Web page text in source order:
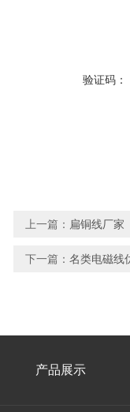
验证码：
上一篇： 扁铜线厂家
下一篇： 名类电磁线
产品展示